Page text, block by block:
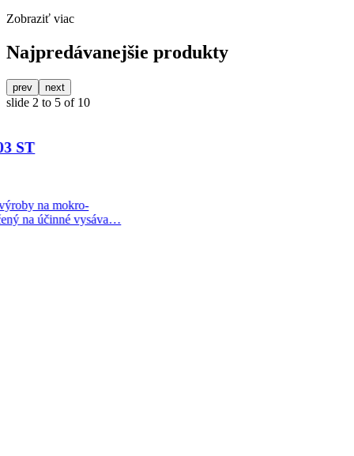
Zobraziť viac
Najpredávanejšie produkty
prev next
slide 2 to 5 of 10